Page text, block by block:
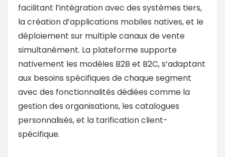
facilitant l’intégration avec des systèmes tiers,
la création d’applications mobiles natives, et le
déploiement sur multiple canaux de vente
simultanément. La plateforme supporte
nativement les modèles B2B et B2C, s’adaptant
aux besoins spécifiques de chaque segment
avec des fonctionnalités dédiées comme la
gestion des organisations, les catalogues
personnalisés, et la tarification client-
spécifique.